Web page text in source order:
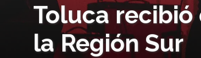
Toluca recibió
la Región Sur